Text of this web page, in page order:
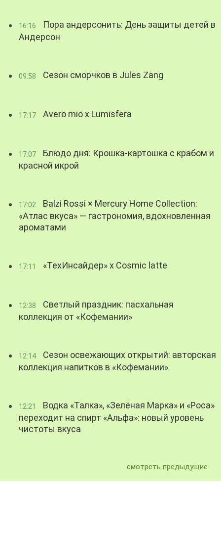
16:16
Пора андерсонить: День защиты детей в
Андерсон
09:58 Сезон сморчков в Jules Zang
17:17 Avero mio x Lumisfera
17:07
Блюдо дня: Крошка-картошка с крабом и
красной икрой
17:02
Balzi Rossi × Mercury Home Collection:
«Атлас вкуса» — гастрономия, вдохновленная
ароматами
17:11 «ТехИнсайдер» х Cosmic latte
12:38
Светлый праздник: пасхальная
коллекция от «Кофемании»
12:14
Сезон освежающих открытий: авторская
коллекция напитков в «Кофемании»
12:21
Водка «Талка», «Зелёная Марка» и «Роса»
переходит на спирт «Альфа»: новый уровень
чистоты вкуса
смотреть предыдущие